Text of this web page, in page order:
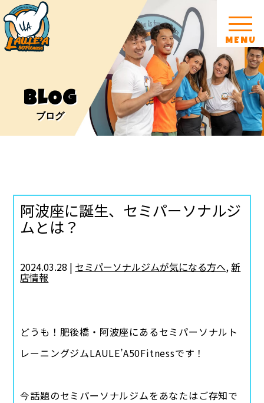
MENU
BLOG
ブログ
阿波座に誕生、セミパーソナルジ
ムとは？
2024.03.28 | セミパーソナルジムが気になる方へ,新
店情報
どうも！肥後橋・阿波座にあるセミパーソナルト
レーニングジムLAULE’A50Fitnessです！
今話題のセミパーソナルジムをあなたはご存知で